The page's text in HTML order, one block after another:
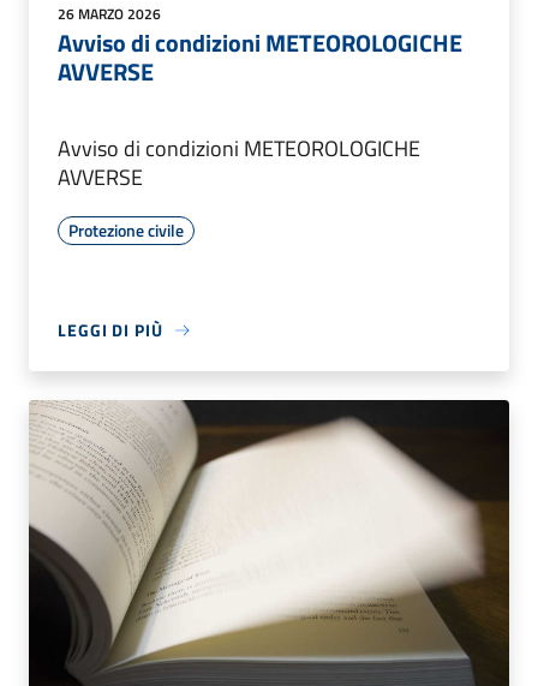
26 MARZO 2026
Avviso di condizioni METEOROLOGICHE
AVVERSE
Avviso di condizioni METEOROLOGICHE
AVVERSE
Protezione civile
LEGGI DI PIÙ